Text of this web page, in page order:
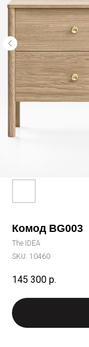
Комод BG003
The IDEA
SKU: 10460
145 300 р.